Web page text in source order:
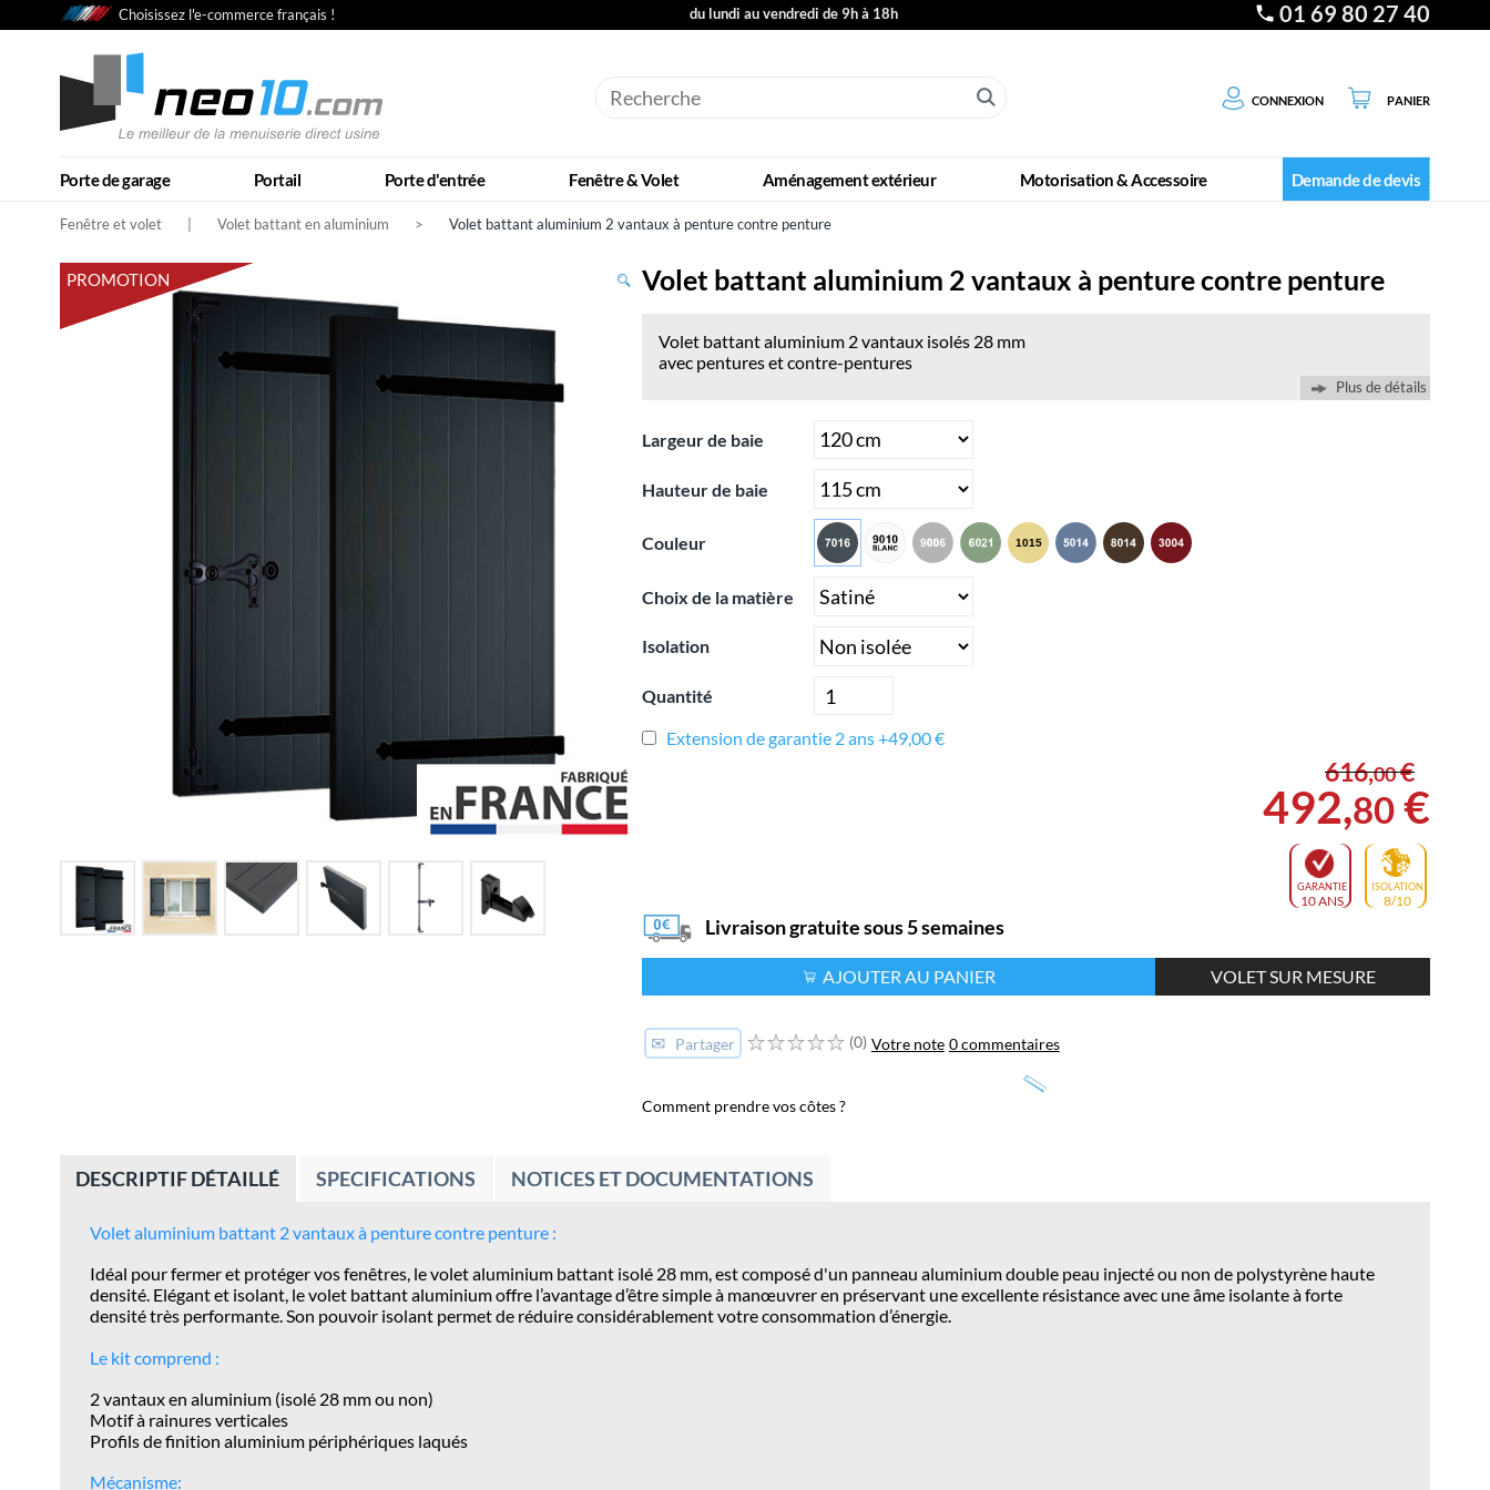
Choisissez l'e-commerce français ! du lundi au vendredi de 9h à 18h 01 69 80 27 40
Connexion Panier
Porte de garage Portail Porte d'entrée Fenêtre & Volet Aménagement extérieur Motorisation & Accessoire Demande de devis
Fenêtre et volet Volet battant en aluminium > Volet battant aluminium 2 vantaux à penture contre penture
PROMOTION Volet battant aluminium 2 vantaux à penture contre penture
Volet battant aluminium 2 vantaux isolés 28 mm
avec pentures et contre-pentures
Plus de détails
Largeur de baie
Hauteur de baie
Couleur
Choix de la matière
Isolation
Quantité
Extension de garantie 2 ans +49,00 €
616,00€
492,80 €
GARANTIE
10 ANS
ISOLATION
8/10
Livraison gratuite sous 5 semaines
AJOUTER AU PANIER VOLET SUR MESURE
✉ Partager (0) Votre note 0 commentaires
Comment prendre vos côtes ?
DESCRIPTIF DÉTAILLÉ SPECIFICATIONS NOTICES ET DOCUMENTATIONS
Volet aluminium battant 2 vantaux à penture contre penture :
Idéal pour fermer et protéger vos fenêtres, le volet aluminium battant isolé 28 mm, est composé d'un panneau aluminium double peau injecté ou non de polystyrène haute
densité. Elégant et isolant, le volet battant aluminium offre l’avantage d’être simple à manœuvrer en préservant une excellente résistance avec une âme isolante à forte
densité très performante. Son pouvoir isolant permet de réduire considérablement votre consommation d’énergie.
Le kit comprend :
2 vantaux en aluminium (isolé 28 mm ou non)
Motif à rainures verticales
Profils de finition aluminium périphériques laqués
Mécanisme: